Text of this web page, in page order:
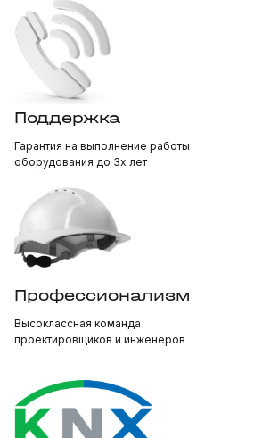
Поддержка
Гарантия на выполнение работы
оборудования до 3х лет
Профессионализм
Высоклассная команда
проектировщиков и инженеров